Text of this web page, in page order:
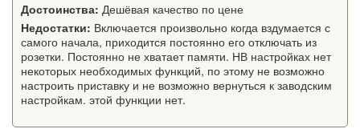
Достоинства: Дешёвая качество по цене
Недостатки: Включается произвольно когда вздумается с
самого начала, приходится постоянно его отключать из
розетки. Постоянно не хватает памяти. НВ настройках нет
некоторых необходимых функций, по этому не возможно
настроить приставку и не возможно вернуться к заводским
настройкам. этой функции нет.